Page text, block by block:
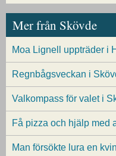
Mer från Skövde
Moa Lignell uppträder i
Regnbågsveckan i
Valkompass för valet i
Få pizza och hjälp med
Man försökte lura en